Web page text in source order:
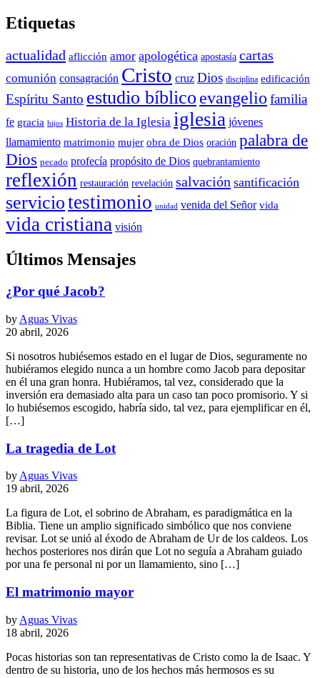
Etiquetas
actualidad aflicción amor apologética apostasía cartas
comunión consagración Cristo cruz Dios disciplina edificación
Espíritu Santo estudio bíblico evangelio familia
fe gracia hijos Historia de la Iglesia iglesia jóvenes
llamamiento matrimonio mujer obra de Dios oración palabra de
Dios pecado profecía propósito de Dios quebrantamiento
reflexión restauración revelación salvación santificación
serviciotestimonio unidad venida del Señor vida
vida cristiana visión
Últimos Mensajes
¿Por qué Jacob?
by Aguas Vivas
20 abril, 2026
Si nosotros hubiésemos estado en el lugar de Dios, seguramente no
hubiéramos elegido nunca a un hombre como Jacob para depositar
en él una gran honra. Hubiéramos, tal vez, considerado que la
inversión era demasiado alta para un caso tan poco promisorio. Y si
lo hubiésemos escogido, habría sido, tal vez, para ejemplificar en él,
[…]
La tragedia de Lot
by Aguas Vivas
19 abril, 2026
La figura de Lot, el sobrino de Abraham, es paradigmática en la
Biblia. Tiene un amplio significado simbólico que nos conviene
revisar. Lot se unió al éxodo de Abraham de Ur de los caldeos. Los
hechos posteriores nos dirán que Lot no seguía a Abraham guiado
por una fe personal ni por un llamamiento, sino […]
El matrimonio mayor
by Aguas Vivas
18 abril, 2026
Pocas historias son tan representativas de Cristo como la de Isaac. Y
dentro de su historia, uno de los hechos más hermosos es su